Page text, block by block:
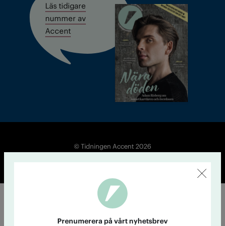
Läs tidigare
nummer av
Accent
© Tidningen Accent 2026
Prenumerera på vårt nyhetsbrev